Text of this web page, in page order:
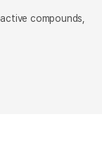
compounds,